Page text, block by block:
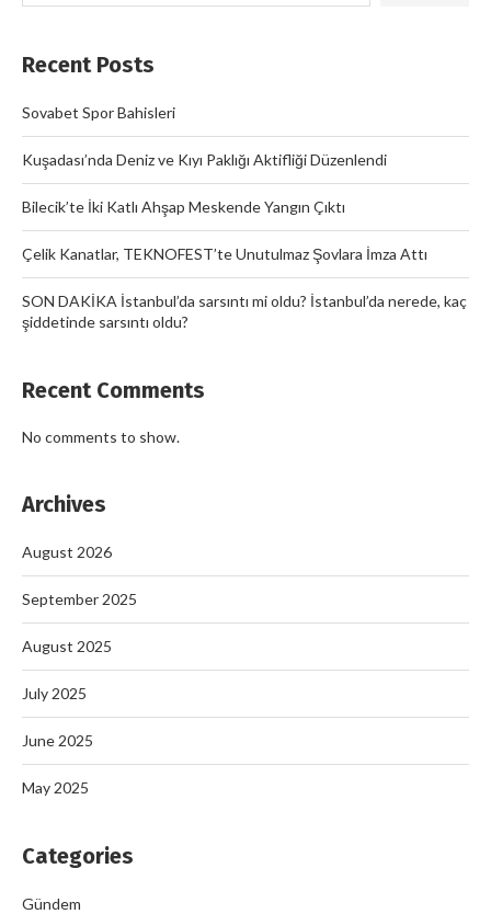
Recent Posts
Sovabet Spor Bahisleri
Kuşadası’nda Deniz ve Kıyı Paklığı Aktifliği Düzenlendi
Bilecik’te İki Katlı Ahşap Meskende Yangın Çıktı
Çelik Kanatlar, TEKNOFEST’te Unutulmaz Şovlara İmza Attı
SON DAKİKA İstanbul’da sarsıntı mi oldu? İstanbul’da nerede, kaç
şiddetinde sarsıntı oldu?
Recent Comments
No comments to show.
Archives
August 2026
September 2025
August 2025
July 2025
June 2025
May 2025
Categories
Gündem